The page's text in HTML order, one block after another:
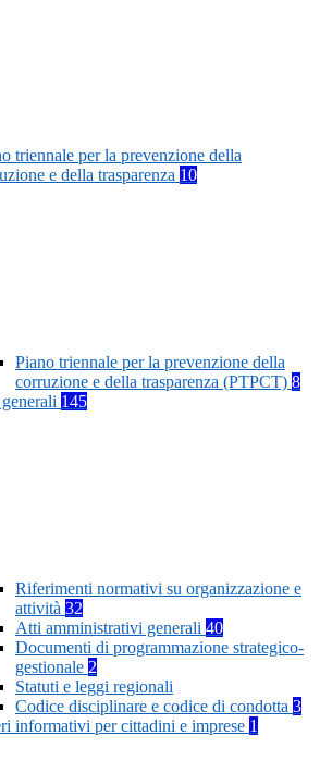
triennale per la prevenzione della
e della trasparenza 10
Piano triennale per la prevenzione della
corruzione e della trasparenza (PTPCT) 8
145
Riferimenti normativi su organizzazione e
attività 32
Atti amministrativi generali 40
Documenti di programmazione strategico-
gestionale 2
Statuti e leggi regionali
Codice disciplinare e codice di condotta 3
informativi per cittadini e imprese 1